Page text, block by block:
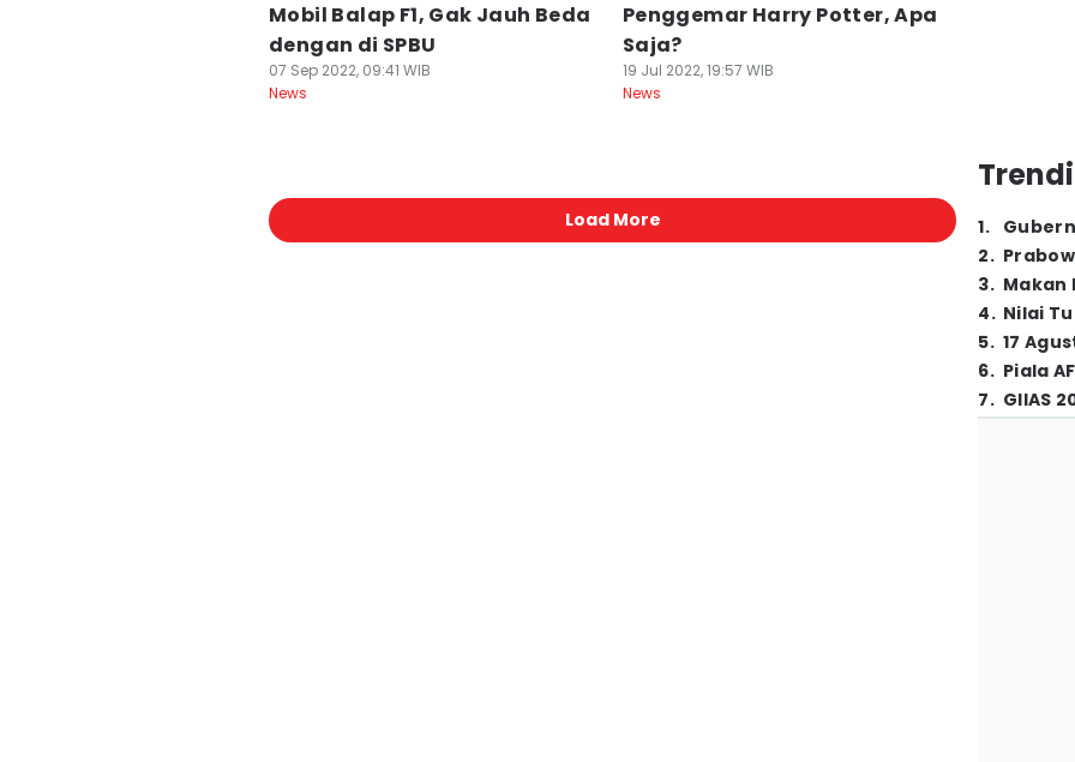
Mobil Balap F1, Gak Jauh Beda
dengan di SPBU
07 Sep 2022, 09:41 WIB
News
Penggemar Harry Potter, Apa
Saja?
19 Jul 2022, 19:57 WIB
News
Load More 1.
2.
3. Makan
4. Nilai
5. 17
6. Piala
7. GIIAS